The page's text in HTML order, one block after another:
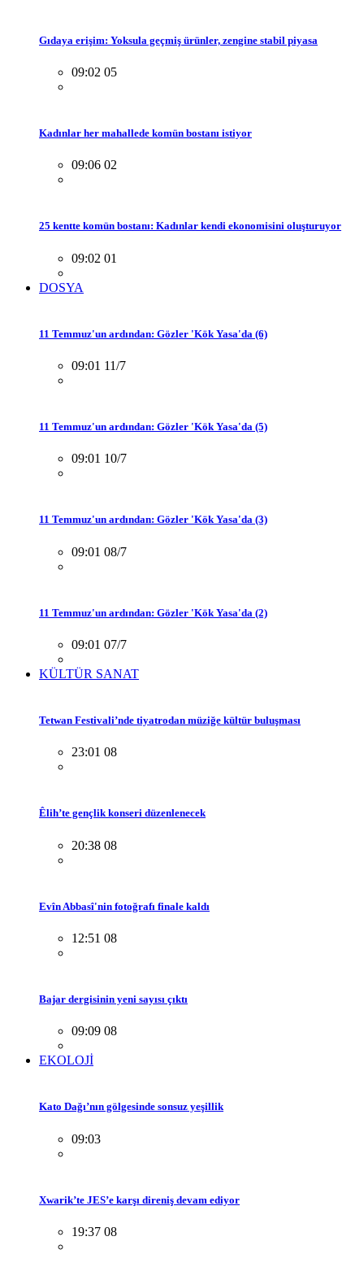
Gıdaya erişim: Yoksula geçmiş ürünler, zengine stabil piyasa
09:02 05
Kadınlar her mahallede komün bostanı istiyor
09:06 02
25 kentte komün bostanı: Kadınlar kendi ekonomisini oluşturuyor
09:02 01
DOSYA
11 Temmuz'un ardından: Gözler 'Kök Yasa'da (6)
09:01 11/7
11 Temmuz'un ardından: Gözler 'Kök Yasa'da (5)
09:01 10/7
11 Temmuz'un ardından: Gözler 'Kök Yasa'da (3)
09:01 08/7
11 Temmuz'un ardından: Gözler 'Kök Yasa'da (2)
09:01 07/7
KÜLTÜR SANAT
Tetwan Festivali’nde tiyatrodan müziğe kültür buluşması
23:01 08
Êlih’te gençlik konseri düzenlenecek
20:38 08
Evîn Abbasî'nin fotoğrafı finale kaldı
12:51 08
Bajar dergisinin yeni sayısı çıktı
09:09 08
EKOLOJİ
Kato Dağı’nın gölgesinde sonsuz yeşillik
09:03
Xwarik’te JES’e karşı direniş devam ediyor
19:37 08